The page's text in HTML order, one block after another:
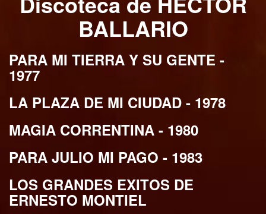
BALLARIO
PARA MI TIERRA Y SU GENTE -
1977
LA PLAZA DE MI CIUDAD - 1978
MAGIA CORRENTINA - 1980
PARA JULIO MI PAGO - 1983
LOS GRANDES EXITOS DE
ERNESTO MONTIEL